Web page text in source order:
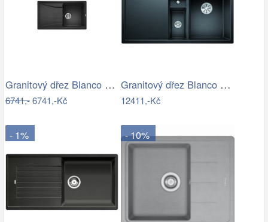
Granitový dřez Blanco SONA 45 S…
6741,-6741,-Kč
Granitový dřez Blanco COLLECTIS 6 S…
12411,-Kč
- 1% - 10%